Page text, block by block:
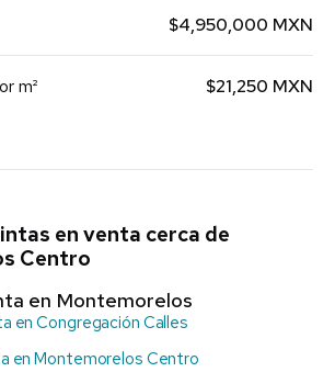
$4,950,000 MXN
m² $21,250 MXN
en venta cerca de
Centro
en Montemorelos
en Congregación Calles
en Montemorelos Centro